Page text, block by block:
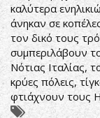
καλύτερα
άνηκαν σε
τον δικό τους
συμπεριλάβουν
Νότιας Ιταλίας,
κρύες πόλεις,
φτιάχνουν τους